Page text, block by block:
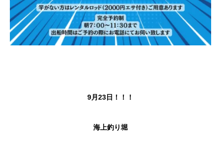
9月23日！！！
海上釣り堀